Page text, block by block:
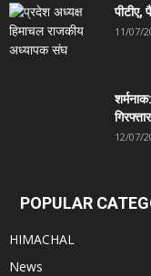
पीटीए,
11/07/
गिरफ्तार
12/07/
POPULAR
HIMACHAL
News